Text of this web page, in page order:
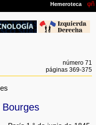
número 71
páginas 369-375